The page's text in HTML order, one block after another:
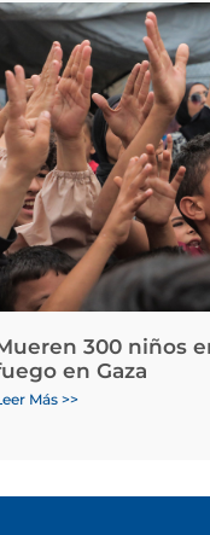
300 niños
en Gaza
Más >>